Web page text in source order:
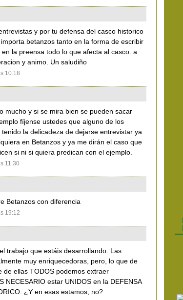
y por tu defensa del casco historico
betanzos tanto en la forma de escribir
la preensa todo lo que afecta al casco. a
y animo. Un saludiño
10:18
mucho y si se mira bien se pueden sacar
fíjense ustedes que alguno de los
la delicadeza de dejarse entrevistar ya
en Betanzos y ya me dirán el caso que
si ni si quiera predican con el ejemplo.
11:30
Betanzos con diferencia
19:12
trabajo que estáis desarrollando. Las
muy enriquecedoras, pero, lo que de
de ellas TODOS podemos extraer
NECESARIO estar UNIDOS en la DEFENSA
¿Y en esas estamos, no?